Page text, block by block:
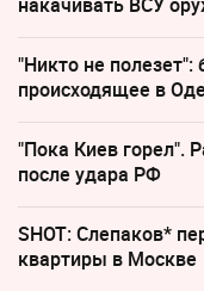
"Никто не полезет":
происходящее в
"Пока Киев горел".
после удара РФ
SHOT: Слепаков*
квартиры в Москве